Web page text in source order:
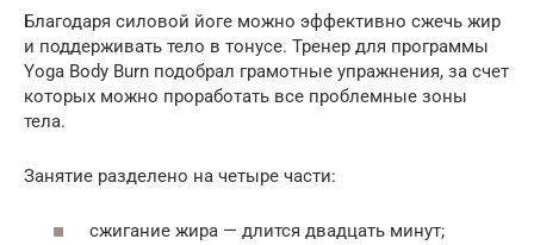
Благодаря силовой йоге можно эффективно сжечь жир
и поддерживать тело в тонусе. Тренер для программы
Yoga Body Burn подобрал грамотные упражнения, за счет
которых можно проработать все проблемные зоны
тела.
Занятие разделено на четыре части:
сжигание жира — длится двадцать минут;